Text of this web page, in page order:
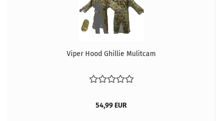
Viper Hood Ghillie Mulitcam
54,99 EUR